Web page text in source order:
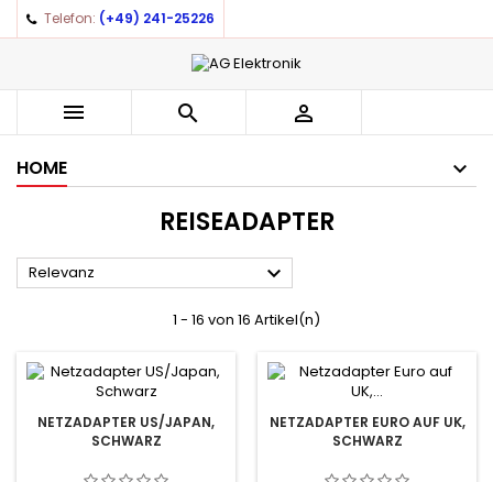
Telefon: (+49) 241-25226
  
HOME
REISEADAPTER
Relevanz 
1 - 16 von 16 Artikel(n)
NETZADAPTER US/JAPAN,
SCHWARZ
NETZADAPTER EURO AUF UK,
SCHWARZ
Auf meine Wunschliste ×
add_circle_outlineCreate new list
((modalTitle)) ×
((confirmMessage))
((title)) ×
((label))
((cancelText)) ((createText))
Anmelden ×
You need to be logged in to save products in your
wishlist.
((cancelText)) ((loginText))